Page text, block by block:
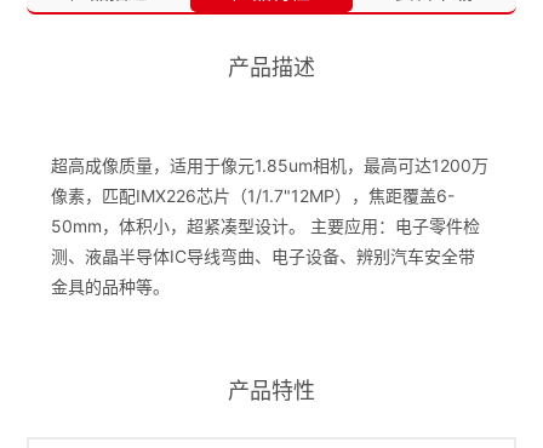
产品描述
超高成像质量，适用于像元1.85um相机，最高可达1200万
像素，匹配IMX226芯片（1/1.7"12MP），焦距覆盖6-
50mm，体积小，超紧凑型设计。 主要应用：电子零件检
测、液晶半导体IC导线弯曲、电子设备、辨别汽车安全带
金具的品种等。
产品特性